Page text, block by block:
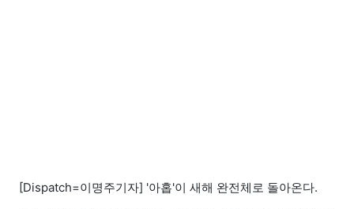
[Dispatch=이명주기자] '아홉'이 새해 완전체로 돌아온다.